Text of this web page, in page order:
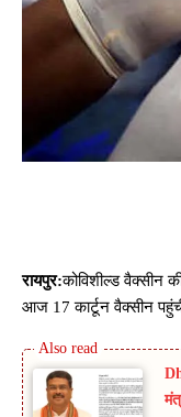
रायपुर:कोविशील्ड वैक्सीन
आज 17 कार्टून वैक्सीन